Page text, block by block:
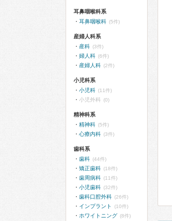
耳鼻咽喉科系
耳鼻咽喉科 (5件)
産婦人科系
産科 (3件)
婦人科 (6件)
産婦人科 (2件)
小児科系
小児科 (11件)
小児外科 (0)
精神科系
精神科 (5件)
心療内科 (3件)
歯科系
歯科 (44件)
矯正歯科 (18件)
歯周病科 (11件)
小児歯科 (32件)
歯科口腔外科 (26件)
インプラント (10件)
ホワイトニング (8件)